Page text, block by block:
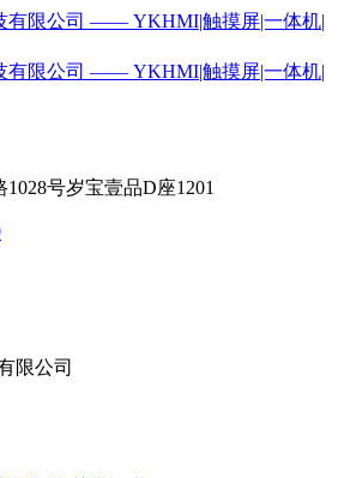
号岁宝壹品D座1201
限公司